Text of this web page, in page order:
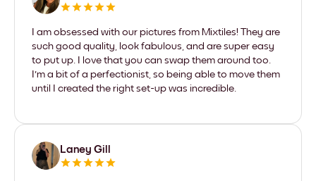
I am obsessed with our pictures from Mixtiles! They are
such good quality, look fabulous, and are super easy
to put up. I love that you can swap them around too.
I'm a bit of a perfectionist, so being able to move them
until I created the right set-up was incredible.
Laney Gill